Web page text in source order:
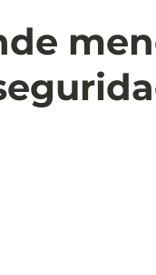
Consultas de